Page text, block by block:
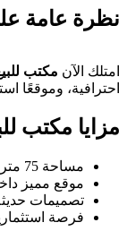
نظرة عامة
امتلك الآن مكتب
احترافية، وموقعًا
مزايا مكتب
مساحة 75 متر مربع قابلة للتقسيم بما يناسب مختلف الأنشطة الإدارية.
موقع مميز
تصميمات
فرصة